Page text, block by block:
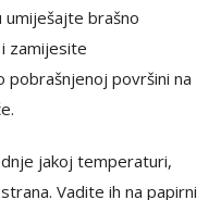
umiješajte brašno
zamijesite
površini na
jakoj temperaturi,
Vadite ih na papirni